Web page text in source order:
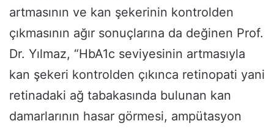
artmasının ve kan şekerinin kontrolden
çıkmasının ağır sonuçlarına da değinen Prof.
Dr. Yılmaz, “HbA1c seviyesinin artmasıyla
kan şekeri kontrolden çıkınca retinopati yani
retinadaki ağ tabakasında bulunan kan
damarlarının hasar görmesi, ampütasyon